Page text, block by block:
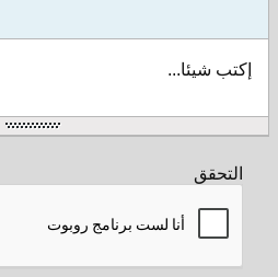
إكتب شيئا...
التحقق